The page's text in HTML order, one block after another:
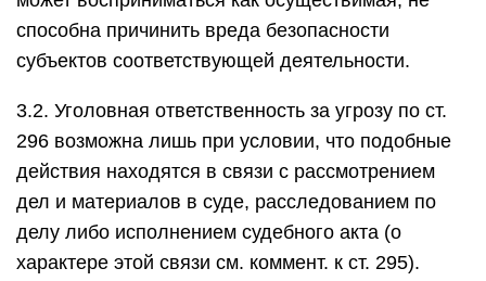
способна причинить вреда безопасности
субъектов соответствующей деятельности.
3.2. Уголовная ответственность за угрозу по ст.
296 возможна лишь при условии, что подобные
действия находятся в связи с рассмотрением
дел и материалов в суде, расследованием по
делу либо исполнением судебного акта (о
характере этой связи см. коммент. к ст. 295).